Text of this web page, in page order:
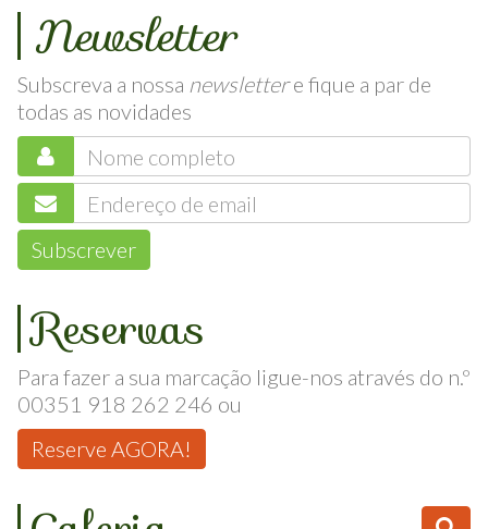
Newsletter
Subscreva a nossa newslettere fique a par de
todas as novidades
Subscrever
Reservas
Para fazer a sua marcação ligue-nos através do n.º
00351 918 262 246 ou
Reserve AGORA!